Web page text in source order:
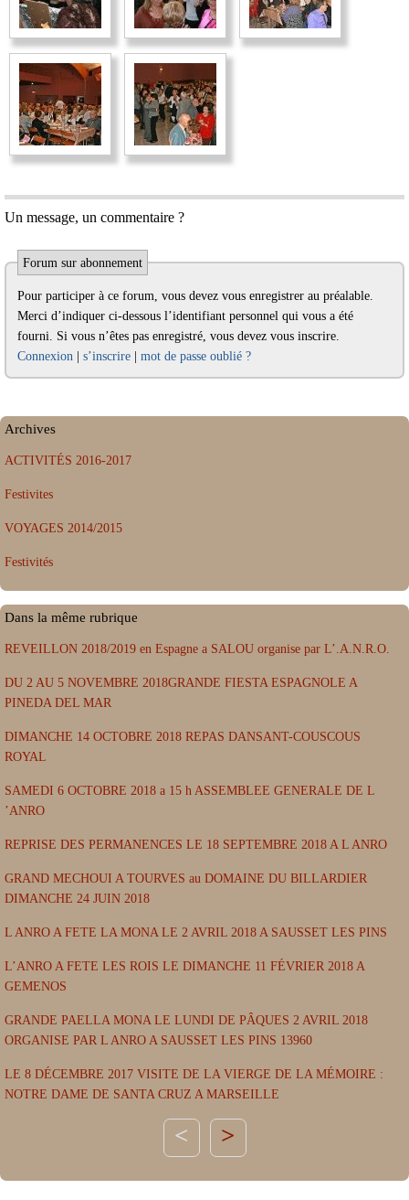
Un message, un commentaire ?
Forum sur abonnement
Pour participer à ce forum, vous devez vous enregistrer au préalable.
Merci d’indiquer ci-dessous l’identifiant personnel qui vous a été
fourni. Si vous n’êtes pas enregistré, vous devez vous inscrire.
Connexion | s’inscrire | mot de passe oublié ?
Archives
ACTIVITÉS 2016-2017
Festivites
VOYAGES 2014/2015
Festivités
Dans la même rubrique
REVEILLON 2018/2019 en Espagne a SALOU organise par L’.A.N.R.O.
DU 2 AU 5 NOVEMBRE 2018GRANDE FIESTA ESPAGNOLE A
PINEDA DEL MAR
DIMANCHE 14 OCTOBRE 2018 REPAS DANSANT-COUSCOUS
ROYAL
SAMEDI 6 OCTOBRE 2018 a 15 h ASSEMBLEE GENERALE DE L
’ANRO
REPRISE DES PERMANENCES LE 18 SEPTEMBRE 2018 A L ANRO
GRAND MECHOUI A TOURVES au DOMAINE DU BILLARDIER
DIMANCHE 24 JUIN 2018
L ANRO A FETE LA MONA LE 2 AVRIL 2018 A SAUSSET LES PINS
L’ANRO A FETE LES ROIS LE DIMANCHE 11 FÉVRIER 2018 A
GEMENOS
GRANDE PAELLA MONA LE LUNDI DE PÂQUES 2 AVRIL 2018
ORGANISE PAR L ANRO A SAUSSET LES PINS 13960
LE 8 DÉCEMBRE 2017 VISITE DE LA VIERGE DE LA MÉMOIRE :
NOTRE DAME DE SANTA CRUZ A MARSEILLE
>